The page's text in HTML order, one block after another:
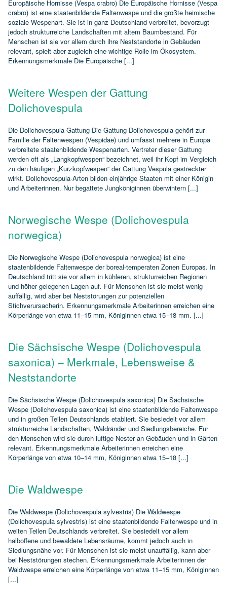
Europäische Hornisse (Vespa crabro) Die Europäische Hornisse (Vespa
crabro) ist eine staatenbildende Faltenwespe und die größte heimische
soziale Wespenart. Sie ist in ganz Deutschland verbreitet, bevorzugt
jedoch strukturreiche Landschaften mit altem Baumbestand. Für
Menschen ist sie vor allem durch ihre Neststandorte in Gebäuden
relevant, spielt aber zugleich eine wichtige Rolle im Ökosystem.
Erkennungsmerkmale Die Europäische [...]
Weitere Wespen der Gattung
Dolichovespula
Die Dolichovespula Gattung Die Gattung Dolichovespula gehört zur
Familie der Faltenwespen (Vespidae) und umfasst mehrere in Europa
verbreitete staatenbildende Wespenarten. Vertreter dieser Gattung
werden oft als „Langkopfwespen“ bezeichnet, weil ihr Kopf im Vergleich
zu den häufigen „Kurzkopfwespen“ der Gattung Vespula gestreckter
wirkt. Dolichovespula‑Arten bilden einjährige Staaten mit einer Königin
und Arbeiterinnen. Nur begattete Jungköniginnen überwintern [...]
Norwegische Wespe (Dolichovespula
norwegica)
Die Norwegische Wespe (Dolichovespula norwegica) ist eine
staatenbildende Faltenwespe der boreal‑temperaten Zonen Europas. In
Deutschland tritt sie vor allem in kühleren, strukturreichen Regionen
und höher gelegenen Lagen auf. Für Menschen ist sie meist wenig
auffällig, wird aber bei Neststörungen zur potenziellen
Stichverursacherin. Erkennungsmerkmale Arbeiterinnen erreichen eine
Körperlänge von etwa 11–15 mm, Königinnen etwa 15–18 mm. [...]
Die Sächsische Wespe (Dolichovespula
saxonica) – Merkmale, Lebensweise &
Neststandorte
Die Sächsische Wespe (Dolichovespula saxonica) Die Sächsische
Wespe (Dolichovespula saxonica) ist eine staatenbildende Faltenwespe
und in großen Teilen Deutschlands etabliert. Sie besiedelt vor allem
strukturreiche Landschaften, Waldränder und Siedlungsbereiche. Für
den Menschen wird sie durch luftige Nester an Gebäuden und in Gärten
relevant. Erkennungsmerkmale Arbeiterinnen erreichen eine
Körperlänge von etwa 10–14 mm, Königinnen etwa 15–18 [...]
Die Waldwespe
Die Waldwespe (Dolichovespula sylvestris) Die Waldwespe
(Dolichovespula sylvestris) ist eine staatenbildende Faltenwespe und in
weiten Teilen Deutschlands verbreitet. Sie besiedelt vor allem
halboffene und bewaldete Lebensräume, kommt jedoch auch in
Siedlungsnähe vor. Für Menschen ist sie meist unauffällig, kann aber
bei Neststörungen stechen. Erkennungsmerkmale Arbeiterinnen der
Waldwespe erreichen eine Körperlänge von etwa 11–15 mm, Königinnen
[...]